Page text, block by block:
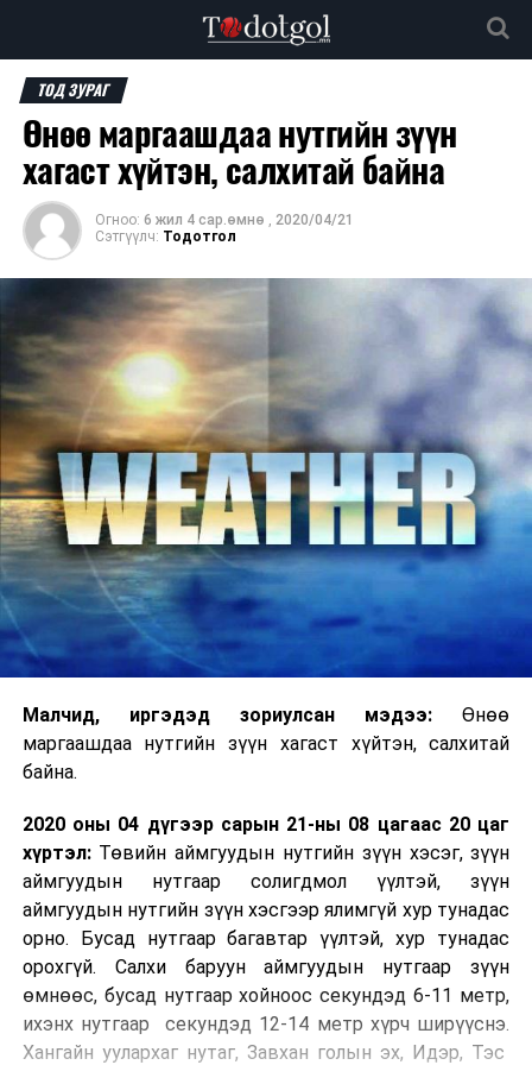
ТОД ЗУРАГ
Өнөө маргаашдаа нутгийн зүүн
хагаст хүйтэн, салхитай байна
Огноо: 6 жил 4 сар.өмнө , 2020/04/21
Сэтгүүлч: Тодотгол
Малчид, иргэдэд зориулсан мэдээ: Өнөө
маргаашдаа нутгийн зүүн хагаст хүйтэн, салхитай
байна.
2020 оны 04 дүгээр сарын 21-ны 08 цагаас 20 цаг
хүртэл:Төвийн аймгуудын нутгийн зүүн хэсэг, зүүн
аймгуудын нутгаар солигдмол үүлтэй, зүүн
аймгуудын нутгийн зүүн хэсгээр ялимгүй хур тунадас
орно. Бусад нутгаар багавтар үүлтэй, хур тунадас
орохгүй. Салхи баруун аймгуудын нутгаар зүүн
өмнөөс, бусад нутгаар хойноос секундэд 6-11 метр,
ихэнх нутгаар секундэд 12-14 метр хүрч ширүүснэ.
Хангайн уулархаг нутаг, Завхан голын эх, Идэр, Тэс